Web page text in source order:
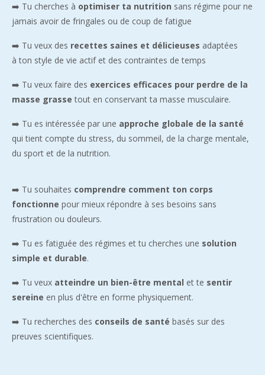
➡️ Tu cherches à optimiser ta nutrition sans régime pour ne
jamais avoir de fringales ou de coup de fatigue
➡️ Tu veux des recettes saines et délicieuses adaptées
à ton style de vie actif et des contraintes de temps
➡️ Tu veux faire des exercices efficaces pour perdre de la
masse grasse tout en conservant ta masse musculaire.
➡️ Tu es intéressée par une approche globale de la santé
qui tient compte du stress, du sommeil, de la charge mentale,
du sport et de la nutrition.
➡️ Tu souhaites comprendre comment ton corps
fonctionne pour mieux répondre à ses besoins sans
frustration ou douleurs.
➡️ Tu es fatiguée des régimes et tu cherches une solution
simple et durable.
➡️ Tu veux atteindre un bien-être mental et te sentir
sereine en plus d'être en forme physiquement.
➡️ Tu recherches des conseils de santé basés sur des
preuves scientifiques.